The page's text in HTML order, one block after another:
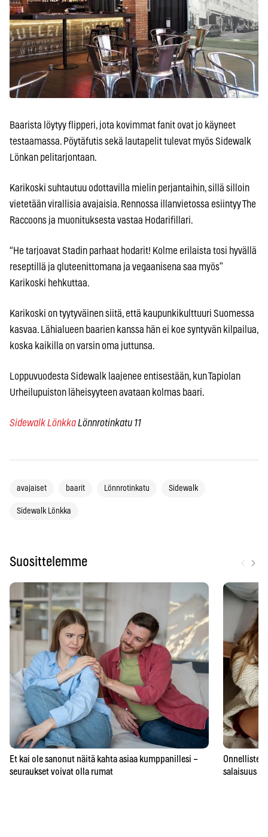
Baarista löytyy flipperi, jota kovimmat fanit ovat jo käyneet
testaamassa. Pöytäfutis sekä lautapelit tulevat myös Sidewalk
Lönkan pelitarjontaan.
Karikoski suhtautuu odottavilla mielin perjantaihin, sillä silloin
vietetään virallisia avajaisia. Rennossa illanvietossa esiintyy The
Raccoons ja muonituksesta vastaa Hodarifillari.
“He tarjoavat Stadin parhaat hodarit! Kolme erilaista tosi hyvällä
reseptillä ja gluteenittomana ja vegaanisena saa myös”
Karikoski hehkuttaa.
Karikoski on tyytyväinen siitä, että kaupunkikulttuuri Suomessa
kasvaa. Lähialueen baarien kanssa hän ei koe syntyvän kilpailua,
koska kaikilla on varsin oma juttunsa.
Loppuvuodesta Sidewalk laajenee entisestään, kun Tapiolan
Urheilupuiston läheisyyteen avataan kolmas baari.
Sidewalk LönkkaLönnrotinkatu 11
avajaiset baarit Lönnrotinkatu Sidewalk
Sidewalk Lönkka
Suosittelemme ›
Et kai ole sanonut näitä kahta asiaa kumppanillesi –
seuraukset voivat olla rumat
Onnellisten
salaisuus –